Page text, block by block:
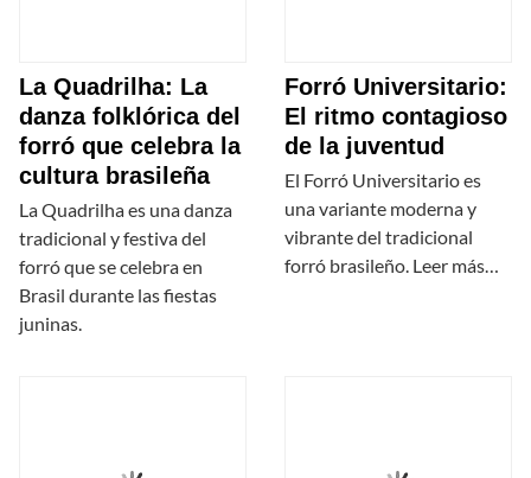
La Quadrilha: La
danza folklórica del
forró que celebra la
cultura brasileña
La Quadrilha es una danza
tradicional y festiva del
forró que se celebra en
Brasil durante las fiestas
juninas.
Forró Universitario:
El ritmo contagioso
de la juventud
El Forró Universitario es
una variante moderna y
vibrante del tradicional
forró brasileño. Leer más…